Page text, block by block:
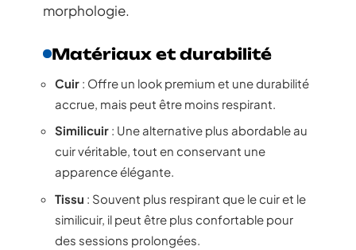
morphologie.
Matériaux et durabilité
Cuir : Offre un look premium et une durabilité
accrue, mais peut être moins respirant.
Similicuir : Une alternative plus abordable au
cuir véritable, tout en conservant une
apparence élégante.
Tissu : Souvent plus respirant que le cuir et le
similicuir, il peut être plus confortable pour
des sessions prolongées.